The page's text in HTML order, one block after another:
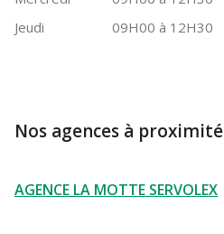
Jeudi
09H00 à 12H30
Nos agences à proximité
AGENCE LA MOTTE SERVOLEX